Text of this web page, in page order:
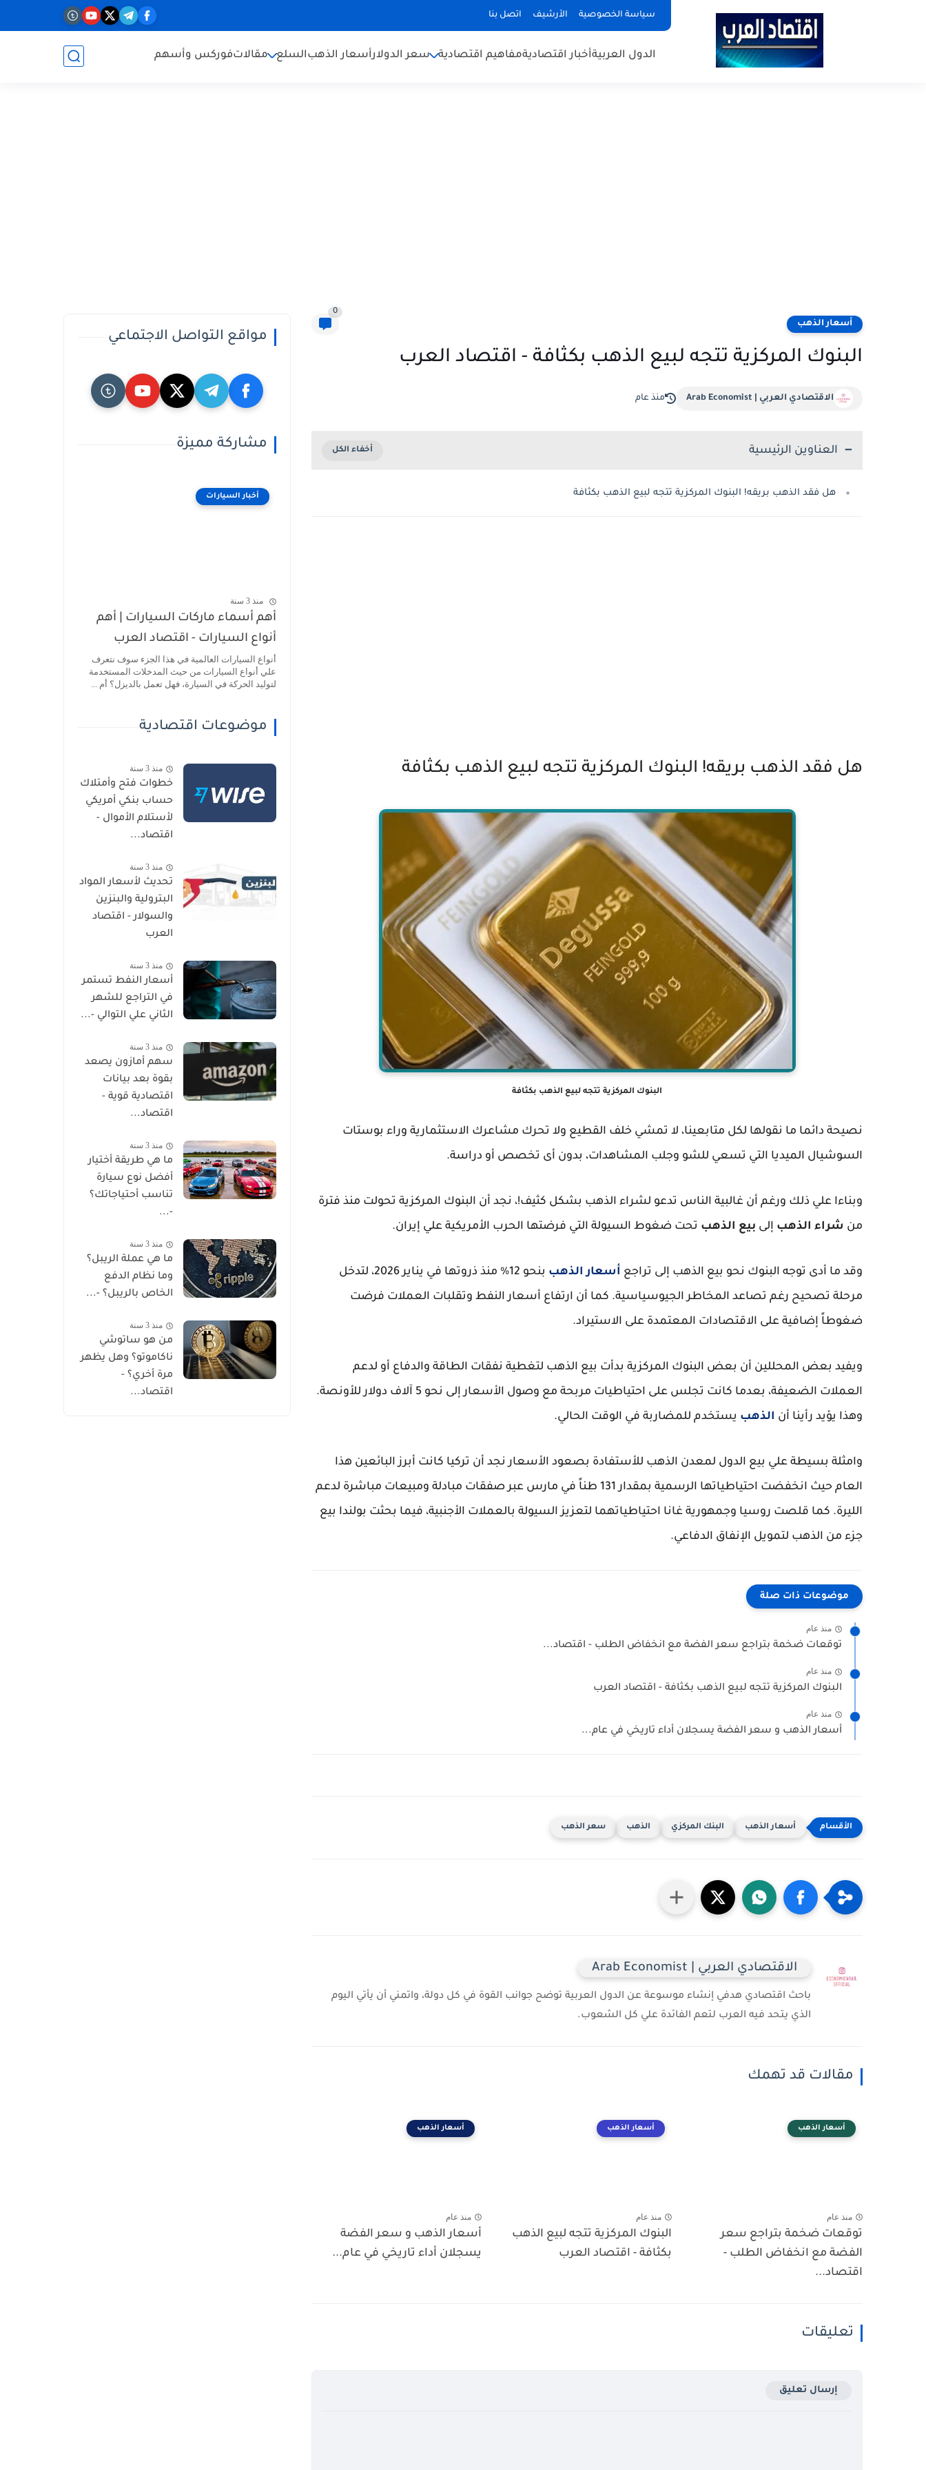
سياسة الخصوصية الأرشيف اتصل بنا
الدول العربيةأخبار اقتصاديةمفاهيم اقتصادية سعر الدولارأسعار الذهبالسلع مقالاتفوركس وأسهم
أسعار الذهب
0
البنوك المركزية تتجه لبيع الذهب بكثافة - اقتصاد العرب
الاقتصادي العربي | Arab Economist منذ عام
العناوين الرئيسية
هل فقد الذهب بريقه! البنوك المركزية تتجه لبيع الذهب بكثافة
هل فقد الذهب بريقه! البنوك المركزية تتجه لبيع الذهب بكثافة
البنوك المركزية تتجه لبيع الذهب بكثافة
نصيحة دائما ما نقولها لكل متابعينا، لا تمشي خلف القطيع ولا تحرك مشاعرك الاستثمارية وراء بوستات
السوشيال الميديا التي تسعي للشو وجلب المشاهدات، بدون أى تخصص أو دراسة.
وبناءا علي ذلك ورغم أن غالبية الناس تدعو لشراء الذهب بشكل كثيف!، نجد أن البنوك المركزية تحولت منذ فترة
من شراء الذهب إلى بيع الذهب تحت ضغوط السيولة التي فرضتها الحرب الأمريكية علي إيران.
وقد ما أدى توجه البنوك نحو بيع الذهب إلى تراجع أسعار الذهب
بنحو 12% منذ ذروتها في يناير 2026، لتدخل
مرحلة تصحيح رغم تصاعد المخاطر الجيوسياسية. كما أن ارتفاع أسعار النفط وتقلبات العملات فرضت
ضغوطاً إضافية على الاقتصادات المعتمدة على الاستيراد.
ويفيد بعض المحللين أن بعض البنوك المركزية بدأت بيع الذهب لتغطية نفقات الطاقة والدفاع أو لدعم
العملات الضعيفة، بعدما كانت تجلس على احتياطيات مربحة مع وصول الأسعار إلى نحو 5 آلاف دولار للأونصة.
وهذا يؤيد رأينا أن الذهب يستخدم للمضاربة في الوقت الحالي.
وامثلة بسيطة علي بيع الدول لمعدن الذهب للأستفادة بصعود الأسعار نجد أن تركيا كانت أبرز البائعين هذا
العام حيث انخفضت احتياطياتها الرسمية بمقدار 131 طناً في مارس عبر صفقات مبادلة ومبيعات مباشرة لدعم
الليرة. كما قلصت روسيا وجمهورية غانا احتياطياتهما لتعزيز السيولة بالعملات الأجنبية، فيما بحثت بولندا بيع
جزء من الذهب لتمويل الإنفاق الدفاعي.
موضوعات ذات صلة
منذ عام
توقعات ضخمة بتراجع سعر الفضة مع انخفاض الطلب - اقتصاد...
منذ عام
البنوك المركزية تتجه لبيع الذهب بكثافة - اقتصاد العرب
منذ عام
أسعار الذهب و سعر الفضة يسجلان أداء تاريخي في عام...
أسعار الذهب البنك المركزي الذهب سعر الذهب
الاقتصادي العربي | Arab Economist
باحث اقتصادي هدفي إنشاء موسوعة عن الدول العربية توضح جوانب القوة في كل دولة، واتمني أن يأتي اليوم
الذي يتحد فيه العرب لتعم الفائدة علي كل الشعوب.
مقالات قد تهمك
أسعار الذهب
منذ عام
توقعات ضخمة بتراجع سعر
الفضة مع انخفاض الطلب -
اقتصاد...
أسعار الذهب
منذ عام
البنوك المركزية تتجه لبيع الذهب
بكثافة - اقتصاد العرب
أسعار الذهب
منذ عام
أسعار الذهب و سعر الفضة
يسجلان أداء تاريخي في عام...
تعليقات
إرسال تعليق
مواقع التواصل الاجتماعي
مشاركة مميزة
أخبار السيارات
منذ 3 سنة
أهم أسماء ماركات السيارات | أهم
أنواع السيارات - اقتصاد العرب
أنواع السيارات العالمية في هذا الجزء سوف نتعرف
علي أنواع السيارات من حيث المدخلات المستخدمة
لتوليد الحركة في السيارة، فهل تعمل بالديزل؟ أم ...
موضوعات اقتصادية
منذ 3 سنة
خطوات فتح وأمتلاك
حساب بنكي أمريكي
لأستلام الأموال -
اقتصاد...
منذ 3 سنة
تحديث لأسعار المواد
البترولية والبنزين
والسولار - اقتصاد
العرب
منذ 3 سنة
أسعار النفط تستمر
في التراجع للشهر
الثاني علي التوالي -...
منذ 3 سنة
سهم أمازون يصعد
بقوة بعد بيانات
اقتصادية قوية -
اقتصاد...
منذ 3 سنة
ما هي طريقة أختيار
أفضل نوع سيارة
تناسب أحتياجاتك؟
-...
منذ 3 سنة
ما هي عملة الريبل؟
وما نظام الدفع
الخاص بالريبل؟ -...
منذ 3 سنة
من هو ساتوشي
ناكاموتو؟ وهل يظهر
مرة أخري؟ -
اقتصاد...